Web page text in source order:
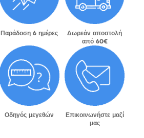
Παράδοση 6 ημέρες
Δωρεάν αποστολή
από 60€
Οδηγός μεγεθών
Επικοινωνήστε μαζί
μας